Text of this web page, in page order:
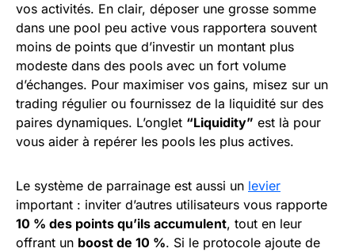
vos activités. En clair, déposer une grosse somme
dans une pool peu active vous rapportera souvent
moins de points que d’investir un montant plus
modeste dans des pools avec un fort volume
d’échanges. Pour maximiser vos gains, misez sur un
trading régulier ou fournissez de la liquidité sur des
paires dynamiques. L’onglet “Liquidity” est là pour
vous aider à repérer les pools les plus actives.
Le système de parrainage est aussi un levier
important : inviter d’autres utilisateurs vous rapporte
10 % des points qu’ils accumulent, tout en leur
offrant un boost de 10 %. Si le protocole ajoute de